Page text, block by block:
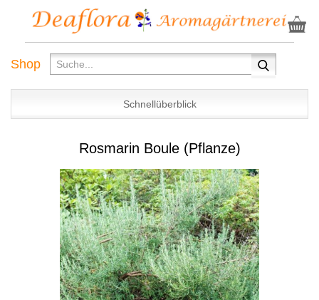
Shop
Schnellüberblick
Rosmarin Boule (Pflanze)